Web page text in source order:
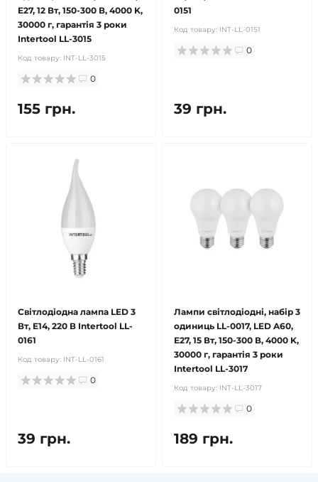
E27, 12 Вт, 150-300 В, 4000 K,
30000 г, гарантія 3 роки
Intertool LL-3015
Код товару: INT-LL-3015
0
155 грн.
0151
Код товару: INT-LL-0151
0
39 грн.
Світлодіодна лампа LED 3
Вт, E14, 220 В Intertool LL-
0161
Код товару: INT-LL-0161
0
39 грн.
Лампи світлодіодні, набір 3
одиниць LL-0017, LED A60,
E27, 15 Вт, 150-300 В, 4000 K,
30000 г, гарантія 3 роки
Intertool LL-3017
Код товару: INT-LL-3017
0
189 грн.